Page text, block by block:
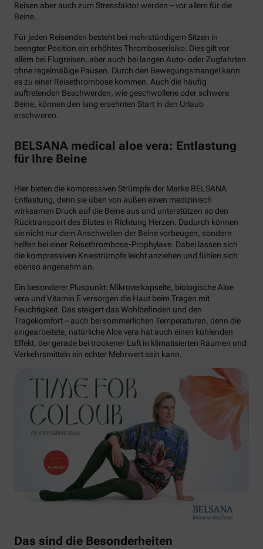
Reisen aber auch zum Stressfaktor werden – vor allem für die
Beine.
Für jeden Reisenden besteht bei mehrstündigem Sitzen in
beengter Position ein erhöhtes Thromboserisiko. Dies gilt vor
allem bei Flugreisen, aber auch bei langen Auto- oder Zugfahrten
ohne regelmäßige Pausen. Durch den Bewegungsmangel kann
es zu einer Reisethrombose kommen. Auch die häufig
auftretenden Beschwerden, wie geschwollene oder schwere
Beine, können den lang ersehnten Start in den Urlaub
erschweren.
BELSANA medical aloe vera: Entlastung
für Ihre Beine
Hier bieten die kompressiven Strümpfe der Marke BELSANA
Entlastung, denn sie üben von außen einen medizinisch
wirksamen Druck auf die Beine aus und unterstützen so den
Rücktransport des Blutes in Richtung Herzen. Dadurch können
sie nicht nur dem Anschwellen der Beine vorbeugen, sondern
helfen bei einer Reisethrombose-Prophylaxe. Dabei lassen sich
die kompressiven Kniestrümpfe leicht anziehen und fühlen sich
ebenso angenehm an.
Ein besonderer Pluspunkt: Mikroverkapselte, biologische Aloe
vera und Vitamin E versorgen die Haut beim Tragen mit
Feuchtigkeit. Das steigert das Wohlbefinden und den
Tragekomfort – auch bei sommerlichen Temperaturen, denn die
eingearbeitete, natürliche Aloe vera hat auch einen kühlenden
Effekt, der gerade bei trockener Luft in klimatisierten Räumen und
Verkehrsmitteln ein echter Mehrwert sein kann.
Das sind die Besonderheiten